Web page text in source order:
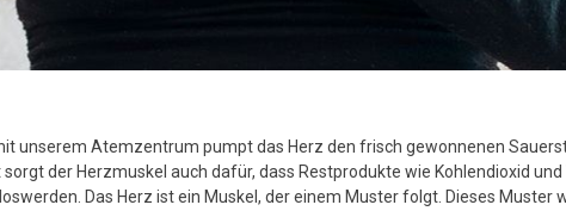
unserem Atemzentrum pumpt das Herz den frisch gewonnenen
der Herzmuskel auch dafür, dass Restprodukte wie Kohlendioxid
Das Herz ist ein Muskel, der einem Muster folgt. Dieses